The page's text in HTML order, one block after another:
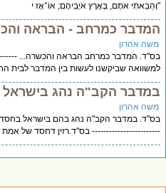
אֹתָם, בְּאֶרֶץ אֹיְבֵיהֶם; אוֹ־אָז י
כמרחב - הבראה
אהרון
המדבר כמרחב הבראה והכשרה...
שביקשנו לעשות בין המדבר לבית
הקב"ה נהג בישראל
אהרון
במדבר הקב"ה נהג בהם בישראל בחסד
בס"ד.רזין דחסד של אמת